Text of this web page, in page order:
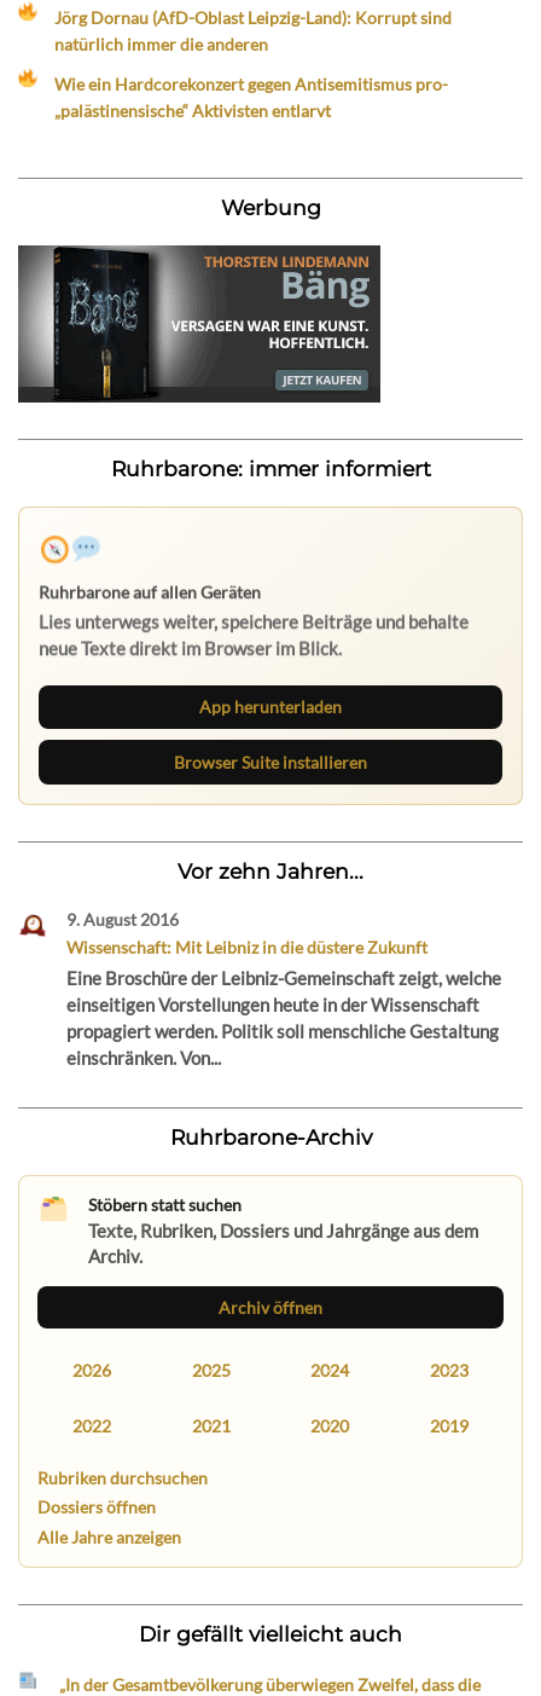
Jörg Dornau (AfD-Oblast Leipzig-Land): Korrupt sind
natürlich immer die anderen
Wie ein Hardcorekonzert gegen Antisemitismus pro-
„palästinensische“ Aktivisten entlarvt
Werbung
Ruhrbarone: immer informiert
Ruhrbarone auf allen Geräten
Lies unterwegs weiter, speichere Beiträge und behalte
neue Texte direkt im Browser im Blick.
App herunterladen
Browser Suite installieren
Vor zehn Jahren...
9. August 2016
Wissenschaft: Mit Leibniz in die düstere Zukunft
Eine Broschüre der Leibniz-Gemeinschaft zeigt, welche
einseitigen Vorstellungen heute in der Wissenschaft
propagiert werden. Politik soll menschliche Gestaltung
einschränken. Von...
Ruhrbarone-Archiv
Stöbern statt suchen
Texte, Rubriken, Dossiers und Jahrgänge aus dem
Archiv.
Archiv öffnen
2026 2025 2024 2023
2022 2021 2020 2019
Rubriken durchsuchen
Dossiers öffnen
Alle Jahre anzeigen
Dir gefällt vielleicht auch
„In der Gesamtbevölkerung überwiegen Zweifel, dass die